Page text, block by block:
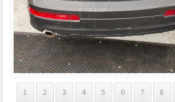
1 2 3 4 5 6 7 8